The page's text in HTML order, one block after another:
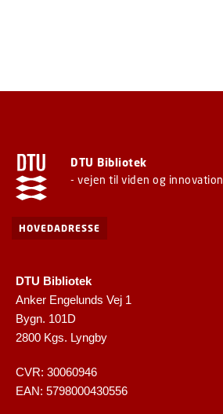
DTU Bibliotek
- vejen til viden og innovation
HOVEDADRESSE
DTU Bibliotek
Anker Engelunds Vej 1
Bygn. 101D
2800 Kgs. Lyngby
CVR: 30060946
EAN: 5798000430556